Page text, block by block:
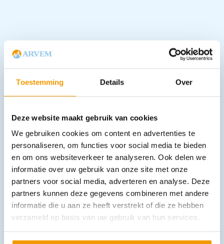
Toestemming Details Over
Deze website maakt gebruik van cookies
We gebruiken cookies om content en advertenties te
personaliseren, om functies voor social media te bieden
en om ons websiteverkeer te analyseren. Ook delen we
informatie over uw gebruik van onze site met onze
partners voor social media, adverteren en analyse. Deze
partners kunnen deze gegevens combineren met andere
informatie die u aan ze heeft verstrekt of die ze hebben
verzameld op basis van uw gebruik van hun services.
Downloads
Andere producten in deze
categorie: